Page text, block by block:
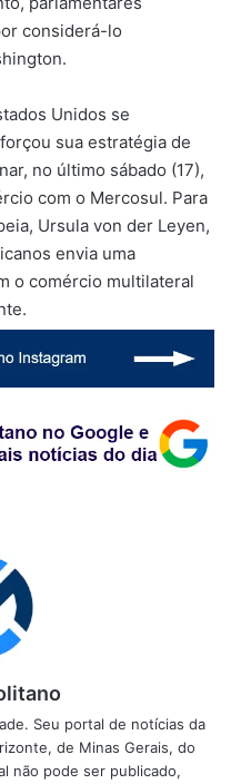
considerá-lo
Unidos se
sua estratégia de
no último sábado (17),
com o Mercosul. Para
Ursula von der Leyen,
envia uma
o comércio multilateral
Seu portal de notícias da
de Minas Gerais, do
não pode ser publicado,